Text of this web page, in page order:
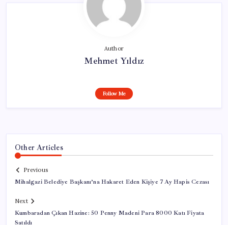
Author
Mehmet Yıldız
Follow Me
Other Articles
Previous
Mihalgazi Belediye Başkanı’na Hakaret Eden Kişiye 7 Ay Hapis Cezası
Next
Kumbaradan Çıkan Hazine: 50 Penny Madeni Para 8000 Katı Fiyata
Satıldı